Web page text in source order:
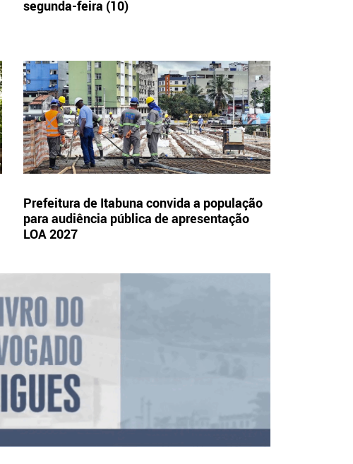
segunda-feira (10)
Prefeitura de Itabuna convida a população
para audiência pública de apresentação
LOA 2027